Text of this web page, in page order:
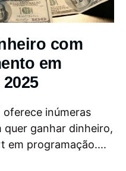
com
em
inúmeras
ganhar dinheiro,
em programação....